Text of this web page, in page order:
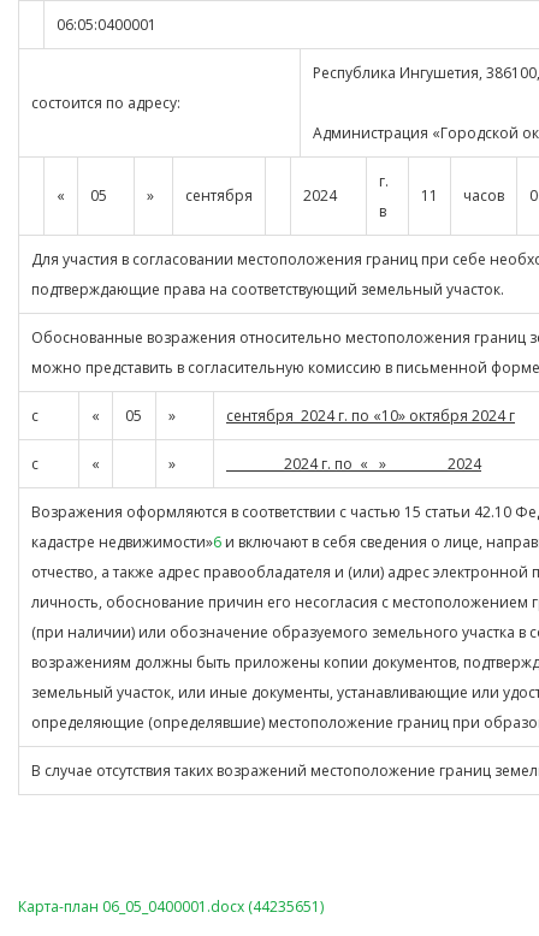
06:05:0400001
состоится по адресу:
Республика Ингушетия,
Администрация «Городской
« 05 » сентября 2024
г.
в
11 часов
Для участия в согласовании местоположения границ при себе
подтверждающие права на соответствующий земельный участок.
Обоснованные возражения относительно местоположения границ
можно представить в согласительную комиссию в письменной
с « 05 » сентября 2024 г. по «10» октября 2024 г
с « » 2024 г. по « » 2024
Возражения оформляются в соответствии с частью 15 статьи 42.10
кадастре недвижимости»6 и включают в себя сведения о лице,
отчество, а также адрес правообладателя и (или) адрес
личность, обоснование причин его несогласия с местоположением
(при наличии) или обозначение образуемого земельного участка в
возражениям должны быть приложены копии документов,
земельный участок, или иные документы, устанавливающие или
определяющие (определявшие) местоположение границ при
В случае отсутствия таких возражений местоположение границ
Карта-план 06_05_0400001.docx (44235651)